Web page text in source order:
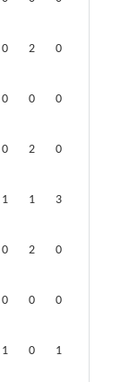
0 2 0
0 0 0
0 2 0
1 1 3
0 2 0
0 0 0
1 0 1